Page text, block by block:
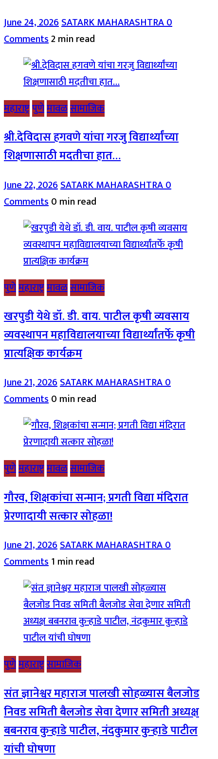
June 24, 2026SATARK MAHARASHTRA0
Comments2 min read
महाराष्ट्रपुणेमावळसामाजिक
श्री.देविदास हगवणे यांचा गरजु विद्यार्थ्यांच्या
शिक्षणासाठी मदतीचा हात…
June 22, 2026SATARK MAHARASHTRA0
Comments0 min read
पुणेमहाराष्ट्रमावळसामाजिक
खरपुडी येथे डॉ. डी. वाय. पाटील कृषी व्यवसाय
व्यवस्थापन महाविद्यालयाच्या विद्यार्थ्यांतर्फे कृषी
प्रात्यक्षिक कार्यक्रम
June 21, 2026SATARK MAHARASHTRA0
Comments0 min read
पुणेमहाराष्ट्रमावळसामाजिक
गौरव, शिक्षकांचा सन्मान; प्रगती विद्या मंदिरात
प्रेरणादायी सत्कार सोहळा!
June 21, 2026SATARK MAHARASHTRA0
Comments1 min read
पुणेमहाराष्ट्रसामाजिक
संत ज्ञानेश्वर महाराज पालखी सोहळ्यास बैलजोड
निवड समिती बैलजोड सेवा देणार समिती अध्यक्ष
बबनराव कुऱ्हाडे पाटील, नंदकुमार कुऱ्हाडे पाटील
यांची घोषणा